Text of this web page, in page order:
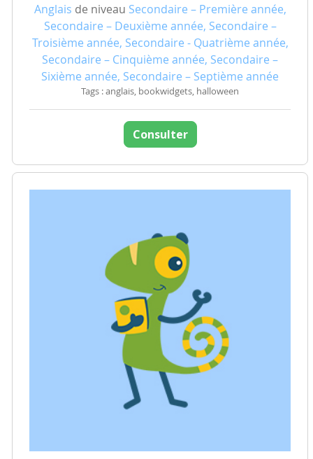
Anglais de niveau Secondaire – Première année,
Secondaire – Deuxième année, Secondaire –
Troisième année, Secondaire - Quatrième année,
Secondaire – Cinquième année, Secondaire –
Sixième année, Secondaire – Septième année
Tags : anglais, bookwidgets, halloween
Consulter